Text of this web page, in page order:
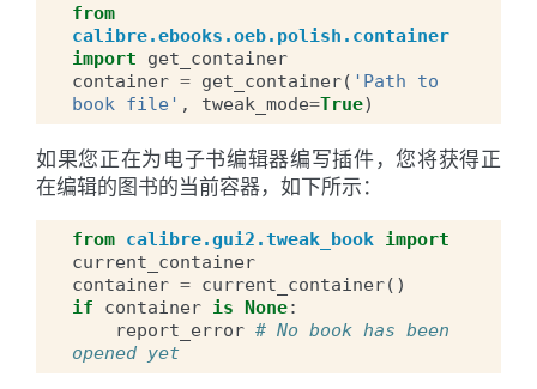
from
calibre.ebooks.oeb.polish.container
import
get_container
container = get_container( 'Path to
book file' , tweak_mode=True)
如果您正在为电子书编辑器编写插件，您将获得正
在编辑的图书的当前容器，如下所示：
from calibre.gui2.tweak_book import
current_container
container = current_container()
if
container is None:
report_error # No book has been
opened yet